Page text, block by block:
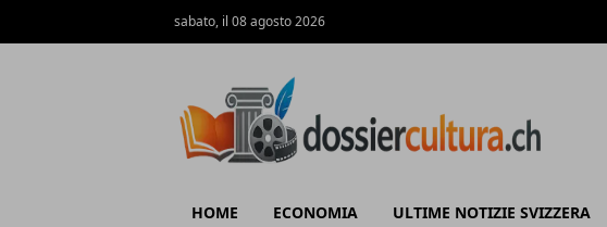
sabato, il 08 agosto 2026
HOME ECONOMIA ULTIME NOTIZIE SVIZZERA